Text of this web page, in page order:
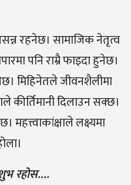
रहनेछ। सामाजिक नेतृत्व
पनि राम्रै फाइदा हुनेछ।
मिहिनेतले जीवनशैलीमा
दिलाउन सक्छ।
महत्त्वाकांक्षाले लक्ष्यमा
रहोस….